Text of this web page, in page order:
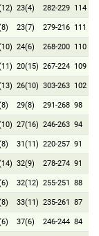
23(4) 282-229 114
23(7) 279-216 111
24(6) 268-200 110
20(15) 267-224 109
26(10) 303-263 102
29(8) 291-268 98
27(16) 246-263 94
31(11) 220-257 91
32(9) 278-274 91
32(12) 255-251 88
33(11) 235-261 87
37(6) 246-244 84